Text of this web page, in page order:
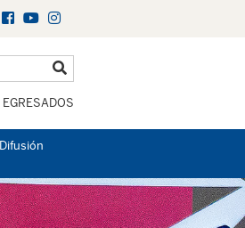
EGRESADOS
Difusión